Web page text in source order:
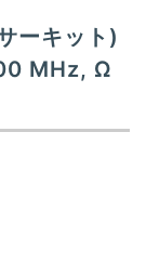
ーキット)
MHz, Ω